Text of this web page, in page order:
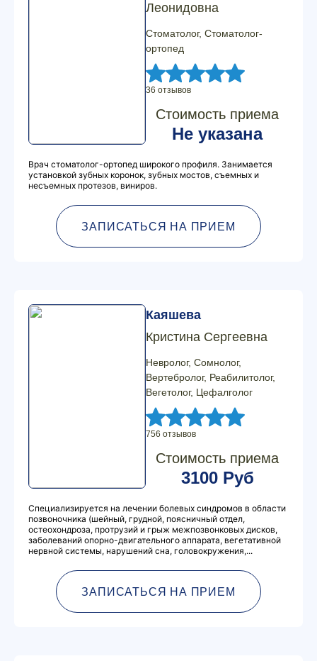
Леонидовна
Стоматолог, Стоматолог-
ортопед
36 отзывов
Стоимость приема
Не указана
Врач стоматолог-ортопед широкого профиля. Занимается
установкой зубных коронок, зубных мостов, съемных и
несъемных протезов, виниров.
ЗАПИСАТЬСЯ НА ПРИЕМ
Каяшева
Кристина Сергеевна
Невролог, Сомнолог,
Вертебролог, Реабилитолог,
Вегетолог, Цефалголог
756 отзывов
Стоимость приема
3100 Руб
Специализируется на лечении болевых синдромов в области
позвоночника (шейный, грудной, поясничный отдел,
остеохондроза, протрузий и грыж межпозвонковых дисков,
заболеваний опорно-двигательного аппарата, вегетативной
нервной системы, нарушений сна, головокружения,...
ЗАПИСАТЬСЯ НА ПРИЕМ